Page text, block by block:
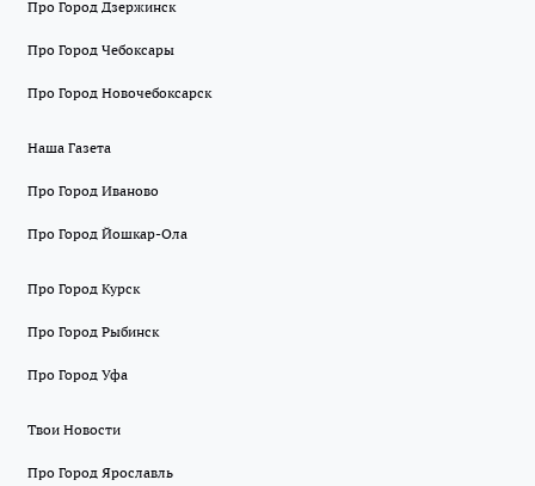
Про Город Дзержинск
Про Город Чебоксары
Про Город Новочебоксарск
Наша Газета
Про Город Иваново
Про Город Йошкар-Ола
Про Город Курск
Про Город Рыбинск
Про Город Уфа
Твои Новости
Про Город Ярославль